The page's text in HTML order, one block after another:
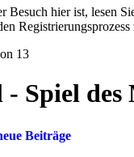
Besuch hier ist, lesen
13
- Spiel des
Beiträge